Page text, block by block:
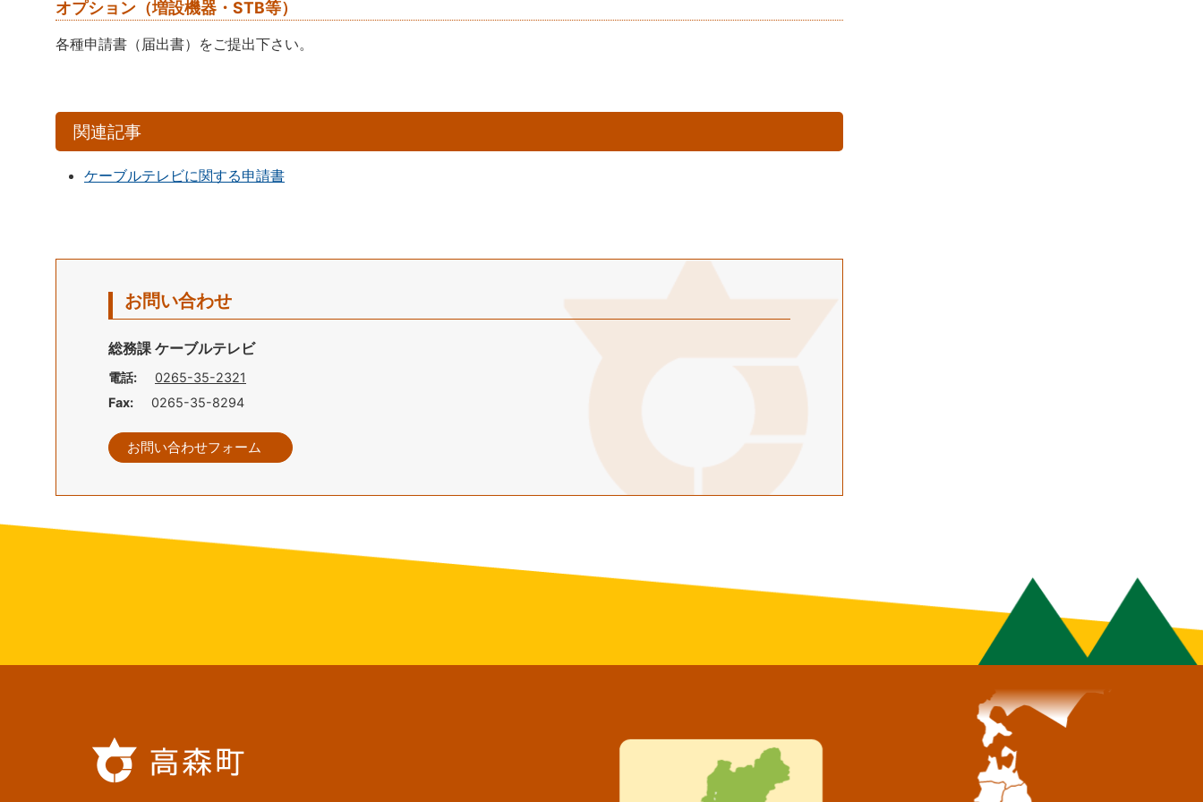
オプション（増設機器・STB等）
各種申請書（届出書）をご提出下さい。
関連記事
ケーブルテレビに関する申請書
お問い合わせ
総務課 ケーブルテレビ
電話:
0265-35-2321
Fax:
0265-35-8294
お問い合わせフォーム